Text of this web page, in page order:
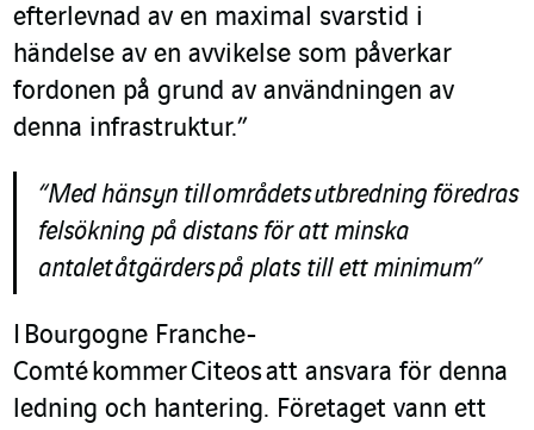
efterlevnad av en maximal svarstid i
händelse av en avvikelse som påverkar
fordonen på grund av användningen av
denna infrastruktur.”
“Med hänsyn till områdets utbredning föredras
felsökning på distans för att minska
antalet åtgärders på plats till ett minimum”
I Bourgogne Franche-
Comté kommer Citeos att ansvara för denna
ledning och hantering. Företaget vann ett